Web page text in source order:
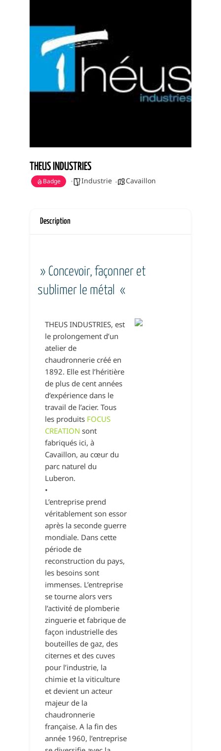
THEUS INDUSTRIES
Badge Industrie Cavaillon
Description
» Concevoir, façonner et
sublimer le métal «
THEUS INDUSTRIES, est
le prolongement d’un
atelier de
chaudronnerie créé en
1892. Elle est l’héritière
de plus de cent années
d’expérience dans le
travail de l’acier. Tous
les produits FOCUS
CREATION sont
fabriqués ici, à
Cavaillon, au cœur du
parc naturel du
Luberon.
•
L’entreprise prend
véritablement son essor
après la seconde guerre
mondiale. Dans cette
période de
reconstruction du pays,
les besoins sont
immenses. L’entreprise
se tourne alors vers
l’activité de plomberie
zinguerie et fabrique de
façon industrielle des
bouteilles de gaz, des
citernes et des cuves
pour l’industrie, la
chimie et la viticulture
et devient un acteur
majeur de la
chaudronnerie
française. A la fin des
année 1960, l’entreprise